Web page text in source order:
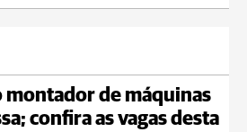
montador de máquinas
confira as vagas desta